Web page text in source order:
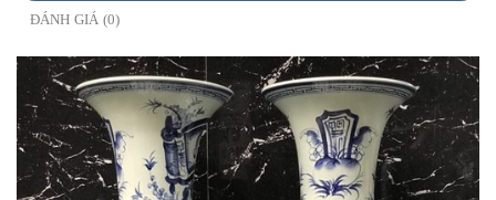
ĐÁNH GIÁ (0)